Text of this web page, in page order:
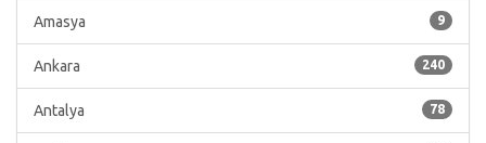
9
Amasya
240
Ankara
78
Antalya